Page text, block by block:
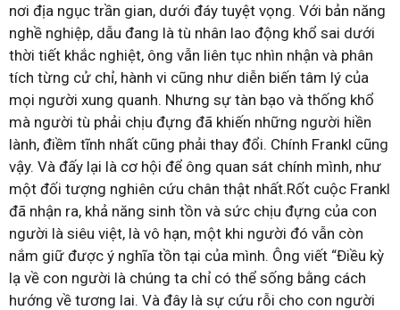
nơi địa ngục trần gian, dưới đáy tuyệt vọng. Với bản năng
nghề nghiệp, dẫu đang là tù nhân lao động khổ sai dưới
thời tiết khắc nghiệt, ông vẫn liên tục nhìn nhận và phân
tích từng cử chỉ, hành vi cũng như diễn biến tâm lý của
mọi người xung quanh. Nhưng sự tàn bạo và thống khổ
mà người tù phải chịu đựng đã khiến những người hiền
lành, điềm tĩnh nhất cũng phải thay đổi. Chính Frankl cũng
vậy. Và đấy lại là cơ hội để ông quan sát chính mình, như
một đối tượng nghiên cứu chân thật nhất.Rốt cuộc Frankl
đã nhận ra, khả năng sinh tồn và sức chịu đựng của con
người là siêu việt, là vô hạn, một khi người đó vẫn còn
nắm giữ được ý nghĩa tồn tại của mình. Ông viết “Điều kỳ
lạ về con người là chúng ta chỉ có thể sống bằng cách
hướng về tương lai. Và đây là sự cứu rỗi cho con người